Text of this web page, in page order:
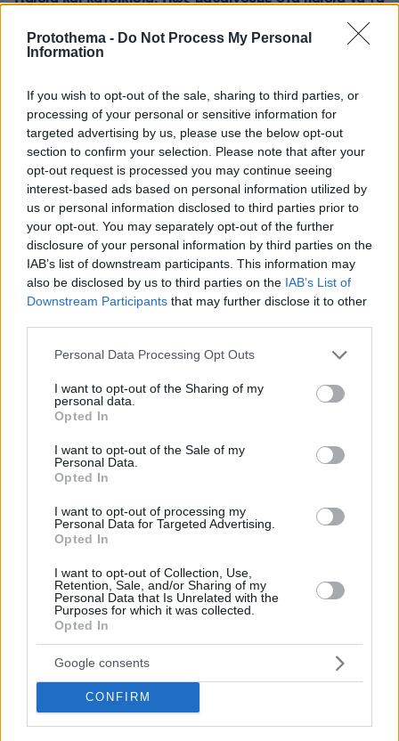
Protothema - Do Not Process My Personal
Information
If you wish to opt-out of the sale, sharing to third parties, or
processing of your personal or sensitive information for
targeted advertising by us, please use the below opt-out
section to confirm your selection. Please note that after your
opt-out request is processed you may continue seeing
interest-based ads based on personal information utilized by
us or personal information disclosed to third parties prior to
your opt-out. You may separately opt-out of the further
disclosure of your personal information by third parties on the
IAB’s list of downstream participants. This information may
also be disclosed by us to third parties on the IAB’s List of
Downstream Participants that may further disclose it to other
Please note that this website/app uses one or more Google
not limited to your visit or usage behaviour. You may click to
grant or deny consent to Google and its third-party tags to
use your data for below specified purposes in below Google
consent section.
Personal Data Processing Opt Outs
I want to opt-out of the Sharing of my
personal data.
Opted In
I want to opt-out of the Sale of my
Personal Data.
Opted In
I want to opt-out of processing my
Personal Data for Targeted Advertising.
Opted In
I want to opt-out of Collection, Use,
Retention, Sale, and/or Sharing of my
Personal Data that Is Unrelated with the
Purposes for which it was collected.
Opted In
Google consents
CONFIRM
Στο νοσοκομείο 30χρονη μετά από πτώση από τη
07.08.2026, 00:17
Λίσι μετά την ήττα του ΠΑΟΚ: «Με περισσότερη
σοβαρότητα θα παίρναμε κάτι καλύτερο»
07.08.2026, 00:10
Βλάβη, ατύχημα ή πρόβλημα στο ταξίδι; Η κάλυψη που
πολλοί αγνοούν
07.08.2026, 00:03
Χαλαρή έξοδος για τον Κυριάκο Μητσοτάκη και τη
σύζυγό του Μαρέβα στα Χανιά, φωτογραφίες
06.08.2026, 23:57
ΔΕΙΤΕ ΟΛΕΣ ΤΙΣ ΕΙΔΗΣΕΙΣ
ΤΑ ΠΙΟ ΔΗΜΟΦΙΛΗ